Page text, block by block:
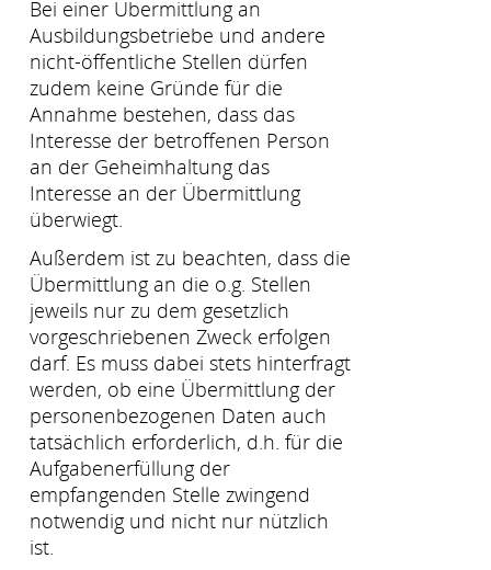
Bei einer Übermittlung an
Ausbildungsbetriebe und andere
nicht-öffentliche Stellen dürfen
zudem keine Gründe für die
Annahme bestehen, dass das
Interesse der betroffenen Person
an der Geheimhaltung das
Interesse an der Übermittlung
überwiegt.
Außerdem ist zu beachten, dass die
Übermittlung an die o.g. Stellen
jeweils nur zu dem gesetzlich
vorgeschriebenen Zweck erfolgen
darf. Es muss dabei stets hinterfragt
werden, ob eine Übermittlung der
personenbezogenen Daten auch
tatsächlich erforderlich, d.h. für die
Aufgabenerfüllung der
empfangenden Stelle zwingend
notwendig und nicht nur nützlich
ist.